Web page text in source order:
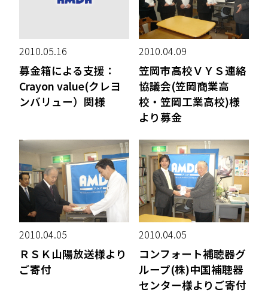
2010.05.16
募金箱による支援：
Crayon value(クレヨ
ンバリュー）関様
2010.04.09
笠岡市高校ＶＹＳ連絡
協議会(笠岡商業高
校・笠岡工業高校)様
より募金
2010.04.05
ＲＳＫ山陽放送様より
ご寄付
2010.04.05
コンフォート補聴器グ
ループ(株)中国補聴器
センター様よりご寄付